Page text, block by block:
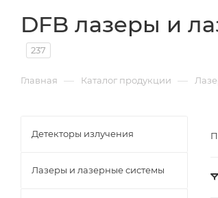
DFB лазеры и
237
Главная — Каталог продукции —
Детекторы излучения
Лазеры и лазерные системы